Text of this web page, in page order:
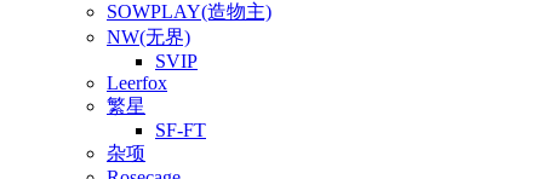
SOWPLAY(造物主)
NW(无界)
SVIP
Leerfox
繁星
SF-FT
杂项